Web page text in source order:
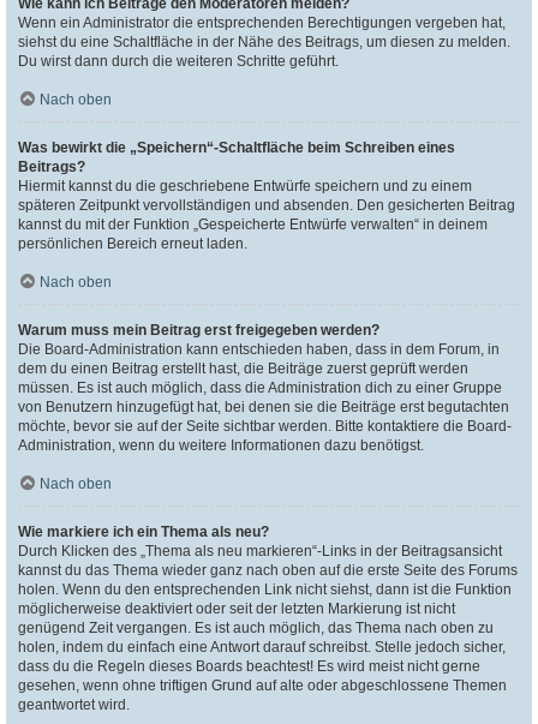
Wie kann ich Beiträge den Moderatoren melden?
Wenn ein Administrator die entsprechenden Berechtigungen vergeben hat,
siehst du eine Schaltfläche in der Nähe des Beitrags, um diesen zu melden.
Du wirst dann durch die weiteren Schritte geführt.
Nach oben
Was bewirkt die „Speichern“-Schaltfläche beim Schreiben eines
Beitrags?
Hiermit kannst du die geschriebene Entwürfe speichern und zu einem
späteren Zeitpunkt vervollständigen und absenden. Den gesicherten Beitrag
kannst du mit der Funktion „Gespeicherte Entwürfe verwalten“ in deinem
persönlichen Bereich erneut laden.
Nach oben
Warum muss mein Beitrag erst freigegeben werden?
Die Board-Administration kann entschieden haben, dass in dem Forum, in
dem du einen Beitrag erstellt hast, die Beiträge zuerst geprüft werden
müssen. Es ist auch möglich, dass die Administration dich zu einer Gruppe
von Benutzern hinzugefügt hat, bei denen sie die Beiträge erst begutachten
möchte, bevor sie auf der Seite sichtbar werden. Bitte kontaktiere die Board-
Administration, wenn du weitere Informationen dazu benötigst.
Nach oben
Wie markiere ich ein Thema als neu?
Durch Klicken des „Thema als neu markieren“-Links in der Beitragsansicht
kannst du das Thema wieder ganz nach oben auf die erste Seite des Forums
holen. Wenn du den entsprechenden Link nicht siehst, dann ist die Funktion
möglicherweise deaktiviert oder seit der letzten Markierung ist nicht
genügend Zeit vergangen. Es ist auch möglich, das Thema nach oben zu
holen, indem du einfach eine Antwort darauf schreibst. Stelle jedoch sicher,
dass du die Regeln dieses Boards beachtest! Es wird meist nicht gerne
gesehen, wenn ohne triftigen Grund auf alte oder abgeschlossene Themen
geantwortet wird.